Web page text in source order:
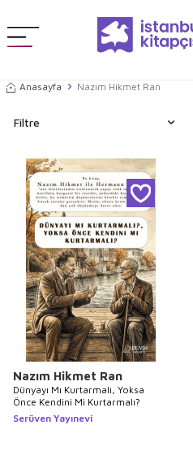
Anasayfa Nazım Hikmet Ran
Filtre
Nazım Hikmet Ran
Dünyayı Mı Kurtarmalı, Yoksa
Önce Kendini Mi Kurtarmalı?
Serüven Yayınevi